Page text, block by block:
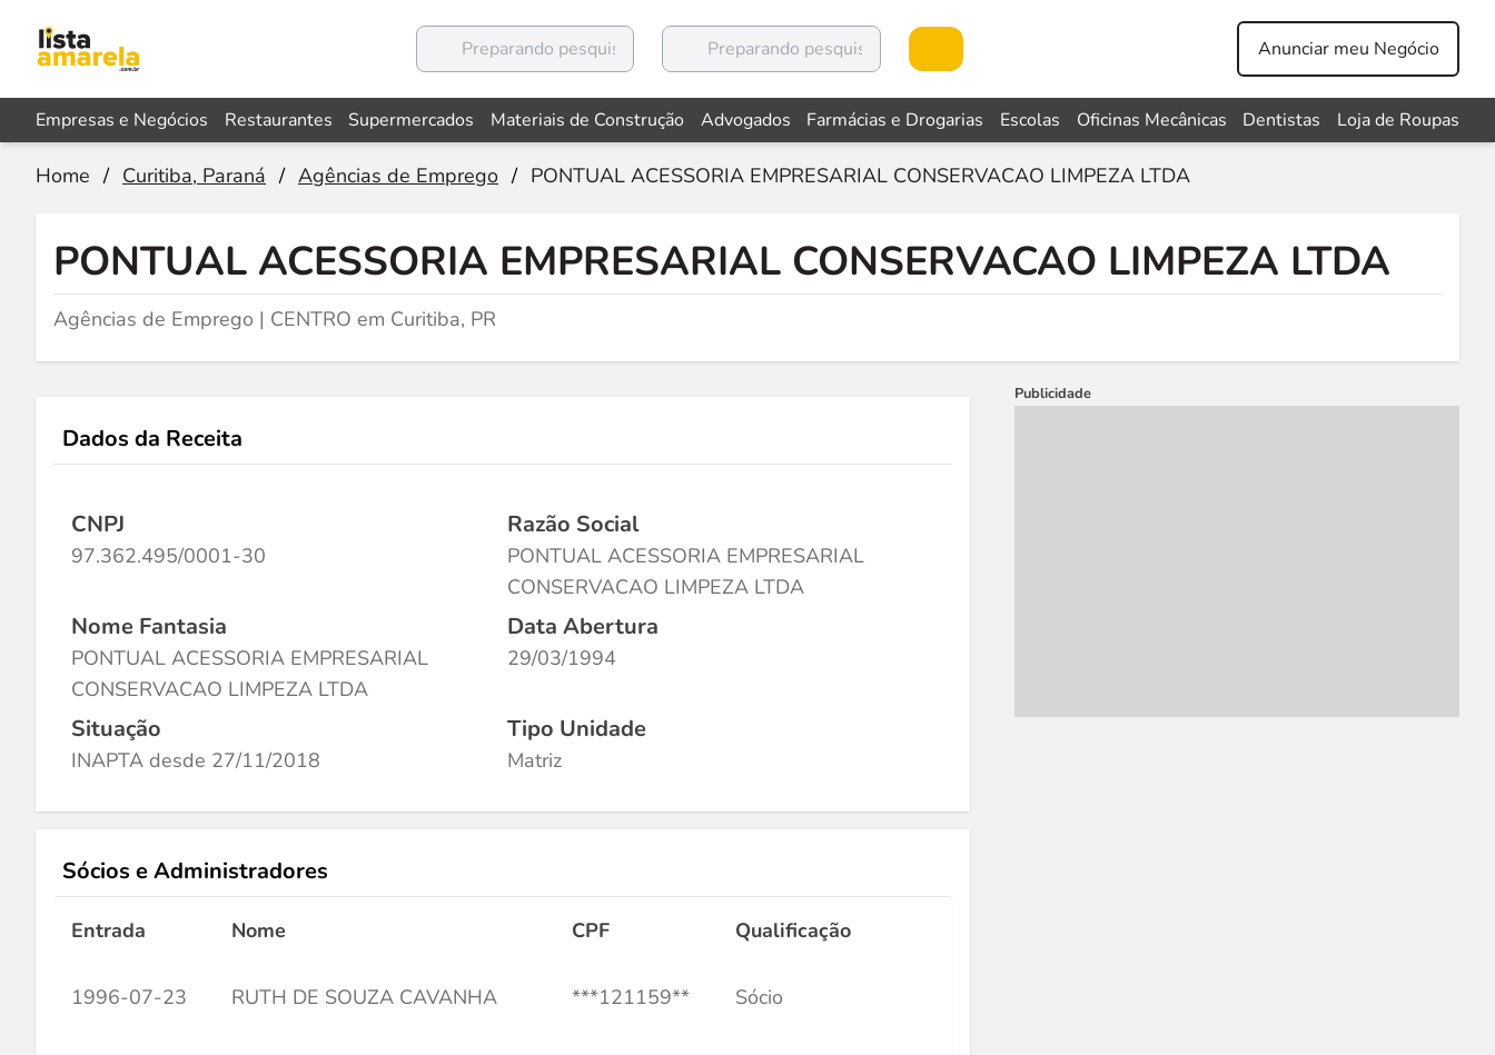
Anunciar meu Negócio
Empresas e Negócios Restaurantes Supermercados Materiais de Construção Advogados Farmácias e Drogarias Escolas Oficinas Mecânicas Dentistas Loja de Roupas
Home / Curitiba, Paraná / Agências de Emprego / PONTUAL ACESSORIA EMPRESARIAL CONSERVACAO LIMPEZA LTDA
PONTUAL ACESSORIA EMPRESARIAL CONSERVACAO LIMPEZA LTDA
Agências de Emprego | CENTRO em Curitiba, PR
Dados da Receita
CNPJ
97.362.495/0001-30
Razão Social
PONTUAL ACESSORIA EMPRESARIAL
CONSERVACAO LIMPEZA LTDA
Nome Fantasia
PONTUAL ACESSORIA EMPRESARIAL
CONSERVACAO LIMPEZA LTDA
Data Abertura
29/03/1994
Situação
INAPTA desde 27/11/2018
Tipo Unidade
Matriz
Sócios e Administradores
Entrada Nome CPF Qualificação
1996-07-23 RUTH DE SOUZA CAVANHA ***121159** Sócio
Publicidade